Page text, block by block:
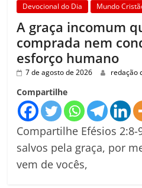
Devocional do Dia Mundo
A graça incomum
comprada nem
esforço humano
7 de agosto de 2026 redação
Compartilhe
Compartilhe Efésios 2:8-
salvos pela graça, por
vem de vocês,